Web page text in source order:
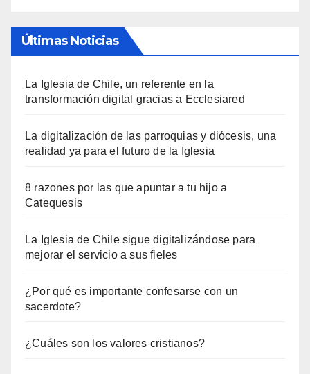
Últimas Noticias
La Iglesia de Chile, un referente en la
transformación digital gracias a Ecclesiared
La digitalización de las parroquias y diócesis, una
realidad ya para el futuro de la Iglesia
8 razones por las que apuntar a tu hijo a
Catequesis
La Iglesia de Chile sigue digitalizándose para
mejorar el servicio a sus fieles
¿Por qué es importante confesarse con un
sacerdote?
¿Cuáles son los valores cristianos?